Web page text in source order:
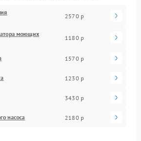
2570 р
моющих
1180 р
1570 р
1230 р
3430 р
насоса 2180 р